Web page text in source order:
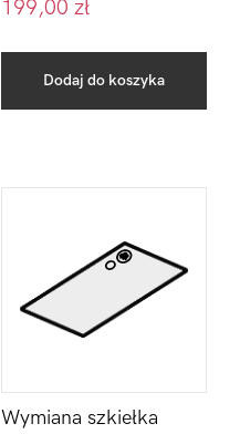
199,00 zł
Dodaj do koszyka
Wymiana szkiełka